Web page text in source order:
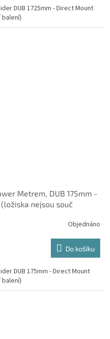
DUB 1725mm - Direct Mount
Metrem, DUB 175mm -
nejsou souč
Objednáno
Do košíku
DUB 175mm - Direct Mount